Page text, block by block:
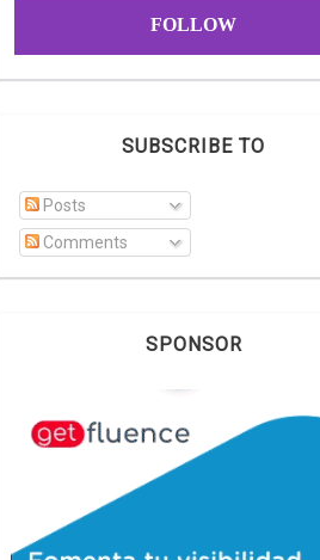
FOLLOW
SUBSCRIBE TO
Posts
Comments
SPONSOR